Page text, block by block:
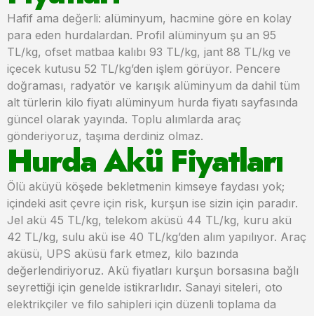
Hafif ama değerli: alüminyum, hacmine göre en kolay
para eden hurdalardan. Profil alüminyum şu an 95
TL/kg, ofset matbaa kalıbı 93 TL/kg, jant 88 TL/kg ve
içecek kutusu 52 TL/kg’den işlem görüyor. Pencere
doğraması, radyatör ve karışık alüminyum da dahil tüm
alt türlerin kilo fiyatı alüminyum hurda fiyatı sayfasında
güncel olarak yayında. Toplu alımlarda araç
gönderiyoruz, taşıma derdiniz olmaz.
Hurda Akü Fiyatları
Ölü aküyü köşede bekletmenin kimseye faydası yok;
içindeki asit çevre için risk, kurşun ise sizin için paradır.
Jel akü 45 TL/kg, telekom aküsü 44 TL/kg, kuru akü
42 TL/kg, sulu akü ise 40 TL/kg’den alım yapılıyor. Araç
aküsü, UPS aküsü fark etmez, kilo bazında
değerlendiriyoruz. Akü fiyatları kurşun borsasına bağlı
seyrettiği için genelde istikrarlıdır. Sanayi siteleri, oto
elektrikçiler ve filo sahipleri için düzenli toplama da